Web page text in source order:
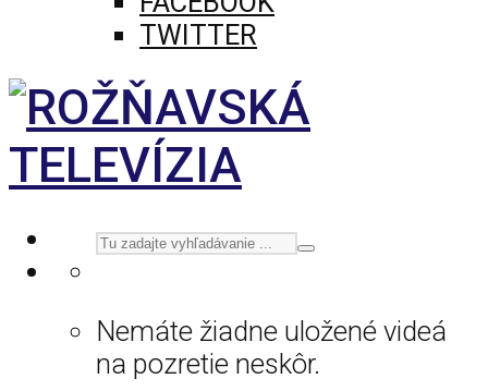
TWITTER
Nemáte žiadne uložené videá
na pozretie neskôr.